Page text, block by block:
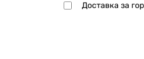
Доставка за